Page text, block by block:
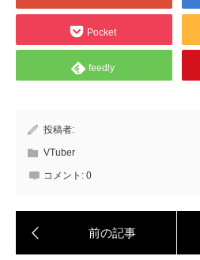
Pocket
feedly
投稿者:
VTuber
コメント: 0